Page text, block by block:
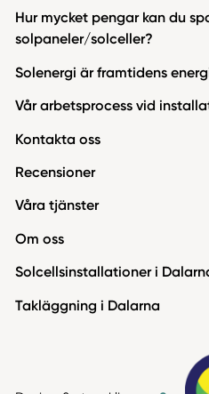
Hur mycket pengar kan du
solpaneler/solceller?
Solenergi är framtidens
Vår arbetsprocess vid
Kontakta oss
Recensioner
Våra tjänster
Om oss
Solcellsinstallationer i
Takläggning i Dalarna